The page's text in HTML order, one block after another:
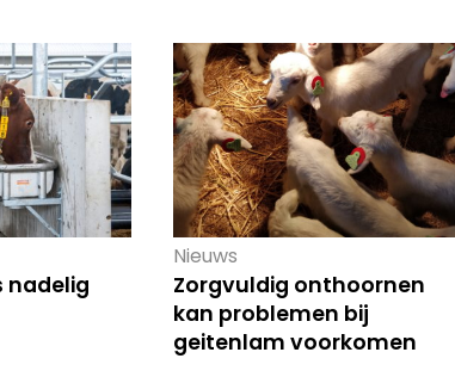
nadelig
Nieuws
Zorgvuldig onthoornen
kan problemen bij
geitenlam voorkomen